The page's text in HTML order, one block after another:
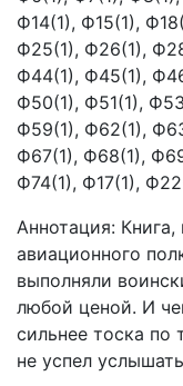
Ф14(1), Ф15(1),
Ф25(1), Ф26(1),
Ф44(1), Ф45(1),
Ф50(1), Ф51(1),
Ф59(1), Ф62(1),
Ф67(1), Ф68(1),
Ф74(1), Ф17(1),
Аннотация:
авиационного
выполняли
любой ценой. И
сильнее тоска по
не успел